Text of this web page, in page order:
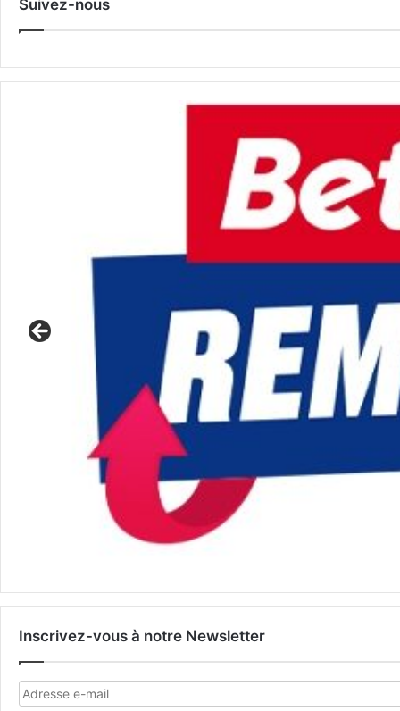
Suivez-nous
Inscrivez-vous à notre Newsletter